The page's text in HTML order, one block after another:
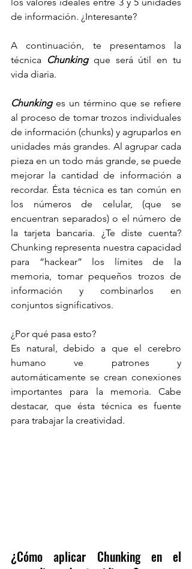
de información. ¿Interesante?
A continuación, te presentamos la
técnica Chunking que será útil en tu
vida diaria.
Chunking es un término que se refiere
al proceso de tomar trozos individuales
de información (chunks) y agruparlos en
unidades más grandes. Al agrupar cada
pieza en un todo más grande, se puede
mejorar la cantidad de información a
recordar. Ésta técnica es tan común en
los números de celular, (que se
encuentran separados) o el número de
la tarjeta bancaria. ¿Te diste cuenta?
Chunking representa nuestra capacidad
para “hackear” los límites de la
memoria, tomar pequeños trozos de
información y combinarlos en
conjuntos significativos.
¿Por qué pasa esto?
Es natural, debido a que el cerebro
humano ve patrones y
automáticamente se crean conexiones
importantes para la memoria. Cabe
destacar, que ésta técnica es fuente
para trabajar la creatividad.
¿Cómo aplicar Chunking en el